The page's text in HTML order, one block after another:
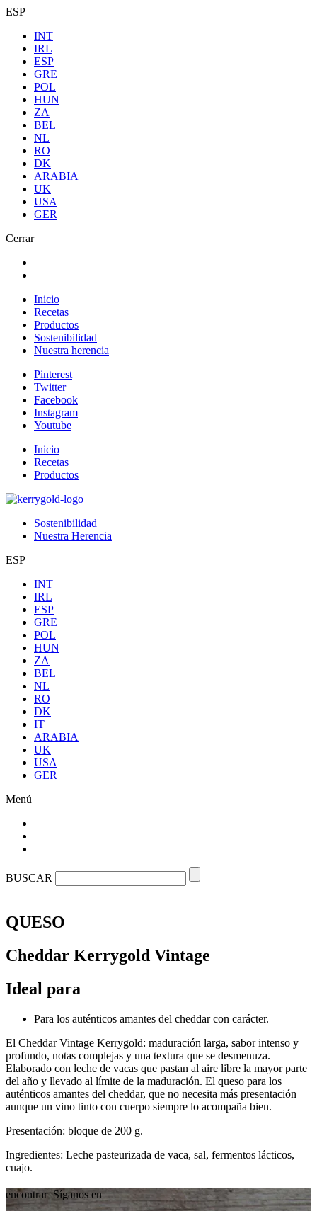
ESP
INT
IRL
ESP
GRE
POL
HUN
ZA
BEL
NL
RO
DK
ARABIA
UK
USA
GER
Cerrar
Inicio
Recetas
Productos
Sostenibilidad
Nuestra herencia
Pinterest
Twitter
Facebook
Instagram
Youtube
Inicio
Recetas
Productos
Sostenibilidad
Nuestra Herencia
ESP
INT
IRL
ESP
GRE
POL
HUN
ZA
BEL
NL
RO
DK
IT
ARABIA
UK
USA
GER
Menú
BUSCAR
QUESO
Cheddar Kerrygold Vintage
Ideal para
Para los auténticos amantes del cheddar con carácter.
El Cheddar Vintage Kerrygold: maduración larga, sabor intenso y
profundo, notas complejas y una textura que se desmenuza.
Elaborado con leche de vacas que pastan al aire libre la mayor parte
del año y llevado al límite de la maduración. El queso para los
auténticos amantes del cheddar, que no necesita más presentación
aunque un vino tinto con cuerpo siempre lo acompaña bien.
Presentación: bloque de 200 g.
Ingredientes: Leche pasteurizada de vaca, sal, fermentos lácticos,
cuajo.
encontrarSíganos en